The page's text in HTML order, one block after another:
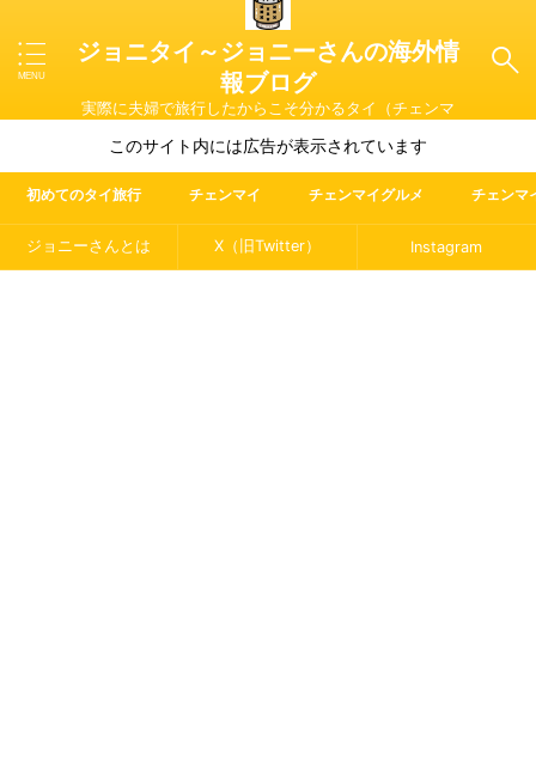
ジョニタイ～ジョニーさんの海外情
報ブログ
実際に夫婦で旅行したからこそ分かるタイ（チェンマ
イ）やマレーシア・ラオス・イタリアの魅力を紹介
このサイト内には広告が表示されています
初めてのタイ旅行 チェンマイ チェンマイグルメ チェンマ
ジョニーさんとは X（旧Twitter） Instagram